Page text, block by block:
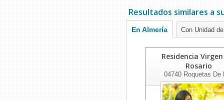
Resultados similares a
En Almería Con Unidad
Residencia
Rosario
04740Roquetas De